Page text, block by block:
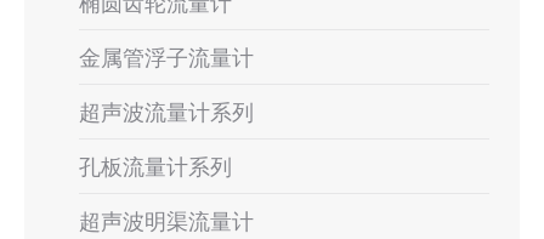
金属管浮子流量计
超声波流量计系列
孔板流量计系列
超声波明渠流量计